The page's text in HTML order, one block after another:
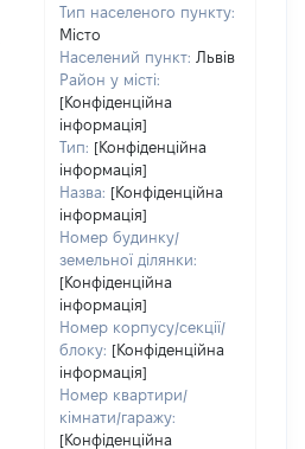
Тип населеного пункту:
Місто
Населений пункт: Львів
Район у місті:
[Конфіденційна
інформація]
Тип: [Конфіденційна
інформація]
Назва: [Конфіденційна
інформація]
Номер будинку/
земельної ділянки:
[Конфіденційна
інформація]
Номер корпусу/секції/
блоку: [Конфіденційна
інформація]
Номер квартири/
кімнати/гаражу:
[Конфіденційна